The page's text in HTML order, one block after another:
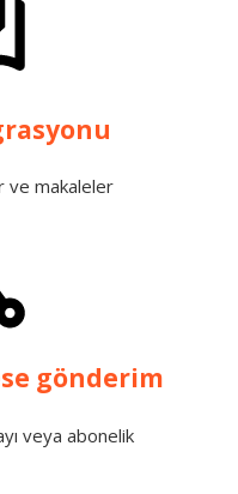
ve makaleler
gönderim
veya abonelik